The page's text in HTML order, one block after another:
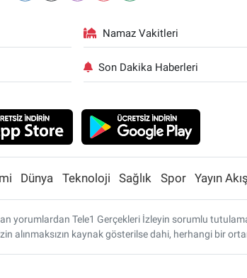
Namaz Vakitleri
Son Dakika Haberleri
Dünya Teknoloji Sağlık Spor Yayın
yorumlardan Tele1 Gerçekleri İzleyin sorumlu
alınmaksızın kaynak gösterilse dahi, herhangi bir